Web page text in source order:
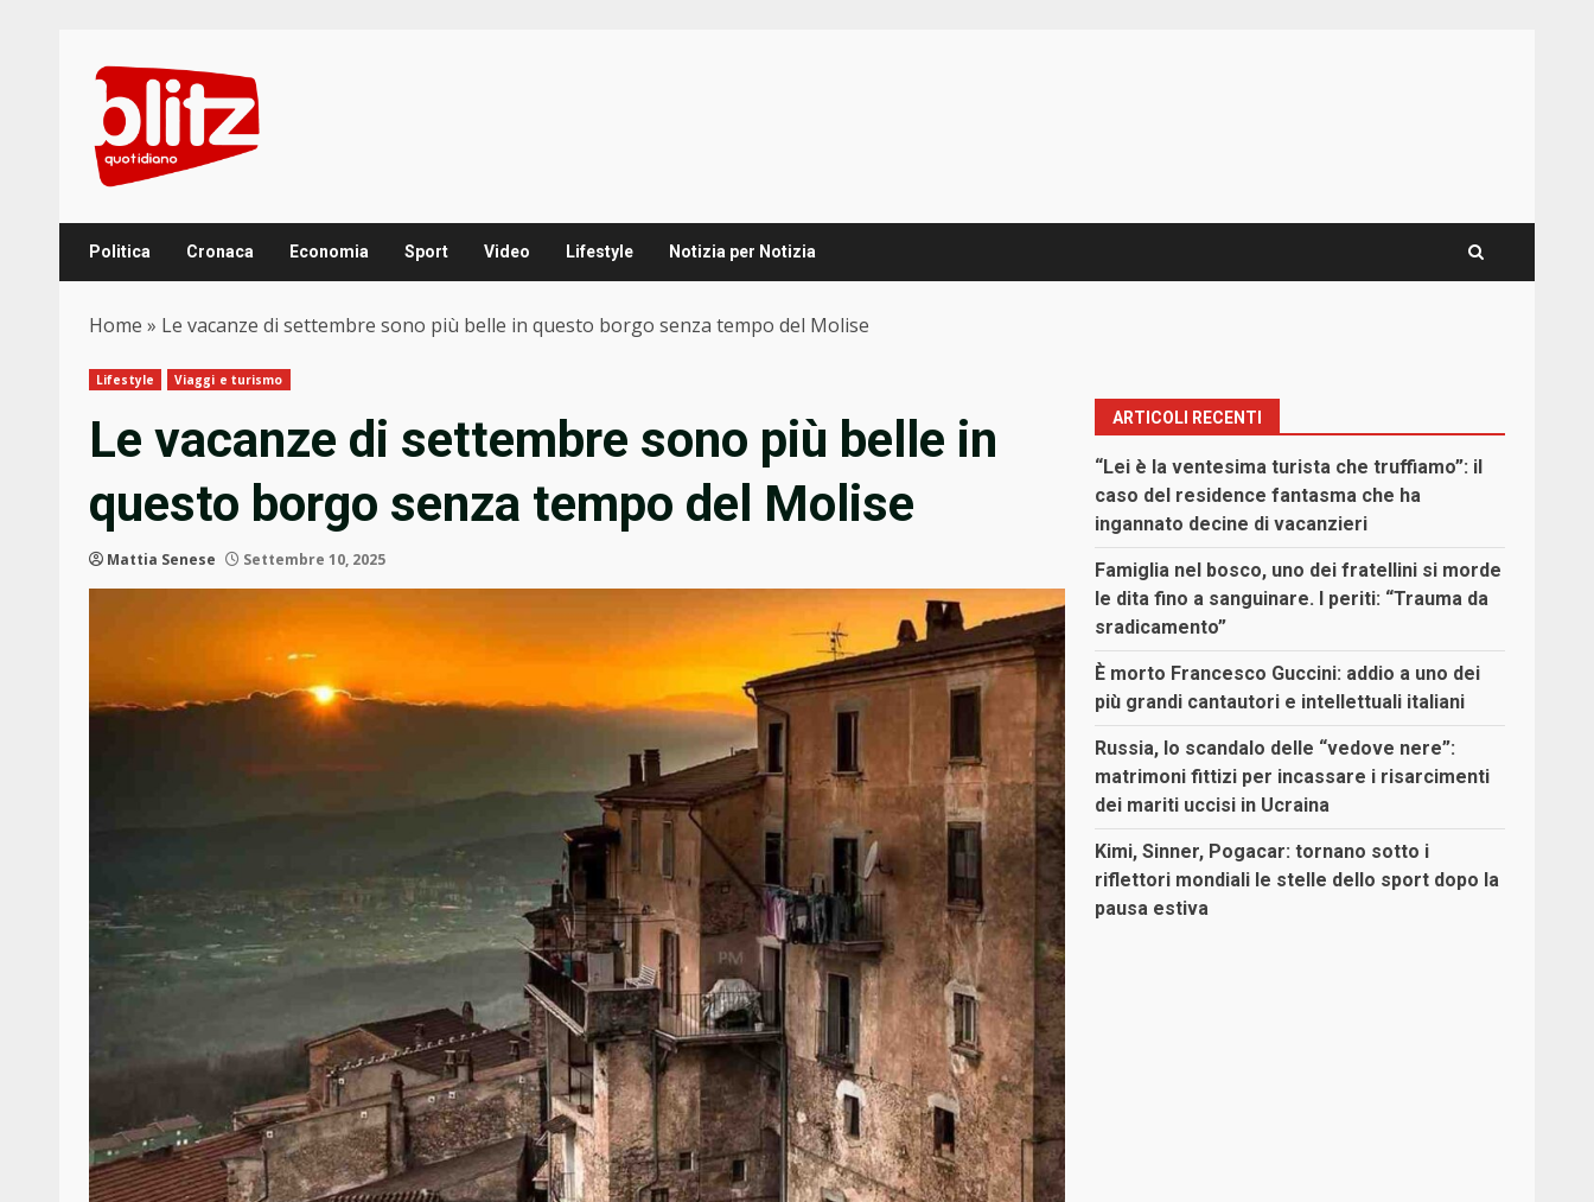
content
Politica Cronaca Economia Sport Video Lifestyle Notizia per Notizia
Home » Le vacanze di settembre sono più belle in questo borgo senza tempo del Molise
Lifestyle Viaggi e turismo
Le vacanze di settembre sono più belle in
questo borgo senza tempo del Molise
Mattia Senese Settembre 10, 2025
ARTICOLI RECENTI
“Lei è la ventesima turista che truffiamo”: il
caso del residence fantasma che ha
ingannato decine di vacanzieri
Famiglia nel bosco, uno dei fratellini si morde
le dita fino a sanguinare. I periti: “Trauma da
sradicamento”
È morto Francesco Guccini: addio a uno dei
più grandi cantautori e intellettuali italiani
Russia, lo scandalo delle “vedove nere”:
matrimoni fittizi per incassare i risarcimenti
dei mariti uccisi in Ucraina
Kimi, Sinner, Pogacar: tornano sotto i
riflettori mondiali le stelle dello sport dopo la
pausa estiva